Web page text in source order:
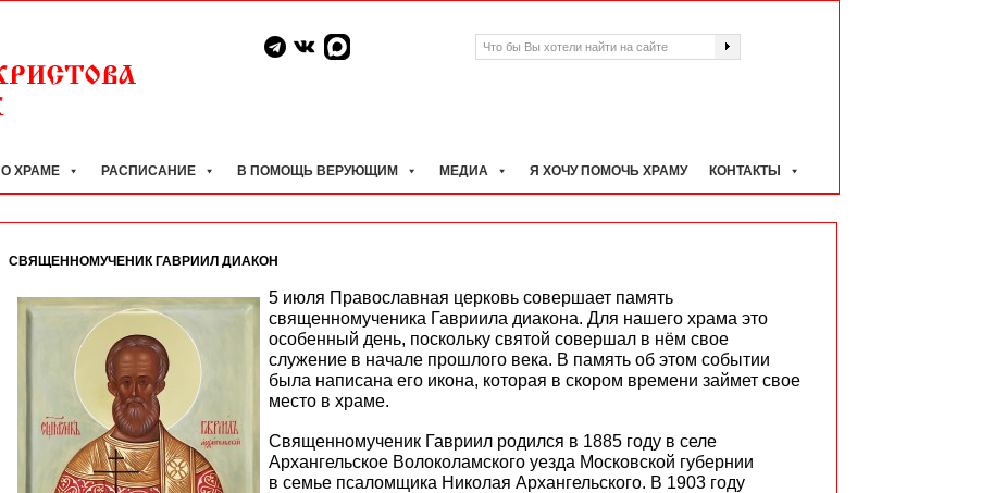
О ХРАМЕ РАСПИСАНИЕ В ПОМОЩЬ ВЕРУЮЩИМ МЕДИА Я ХОЧУ ПОМОЧЬ ХРАМУ КОНТАКТЫ
СВЯЩЕННОМУЧЕНИК ГАВРИИЛ ДИАКОН
5 июля Православная церковь совершает память
священномученика Гавриила диакона. Для нашего храма это
особенный день, поскольку святой совершал в нём свое
служение в начале прошлого века. В память об этом событии
была написана его икона, которая в скором времени займет свое
место в храме.
Священномученик Гавриил родился в 1885 году в селе
Архангельское Волоколамского уезда Московской губернии
в семье псаломщика Николая Архангельского. В 1903 году